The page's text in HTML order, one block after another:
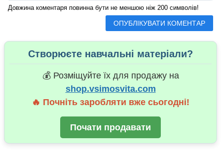
Довжина коментаря повинна бути не меншою ніж 200 символів!
Створюєте навчальні матеріали?
💰 Розміщуйте їх для продажу на
shop.vsimosvita.com
🔥 Почніть заробляти вже сьогодні!
Почати продавати